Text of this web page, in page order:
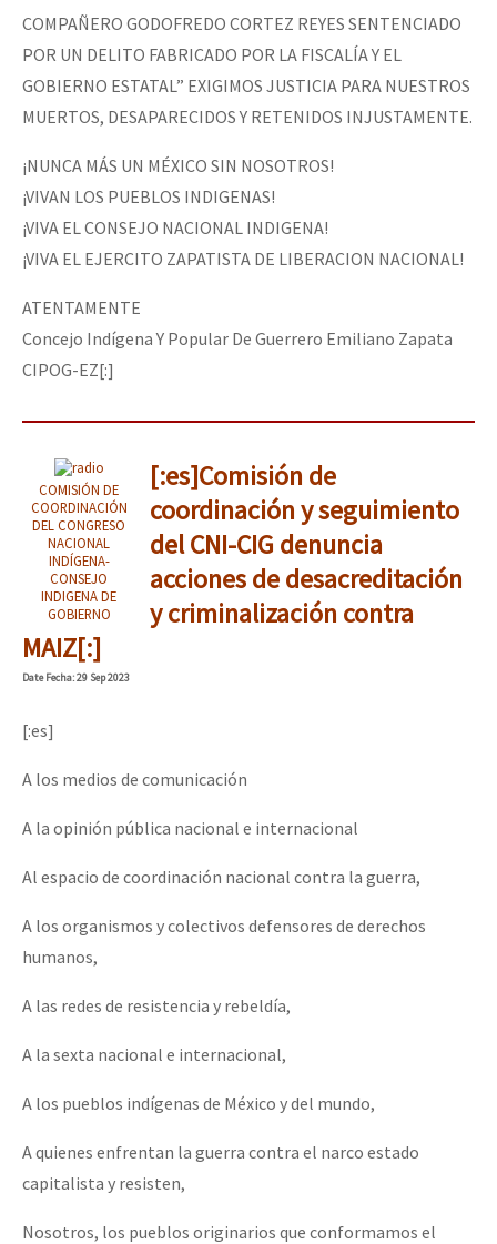
COMPAÑERO GODOFREDO CORTEZ REYES SENTENCIADO
POR UN DELITO FABRICADO POR LA FISCALÍA Y EL
GOBIERNO ESTATAL” EXIGIMOS JUSTICIA PARA NUESTROS
MUERTOS, DESAPARECIDOS Y RETENIDOS INJUSTAMENTE.
¡NUNCA MÁS UN MÉXICO SIN NOSOTROS!
¡VIVAN LOS PUEBLOS INDIGENAS!
¡VIVA EL CONSEJO NACIONAL INDIGENA!
¡VIVA EL EJERCITO ZAPATISTA DE LIBERACION NACIONAL!
ATENTAMENTE
Concejo Indígena Y Popular De Guerrero Emiliano Zapata
CIPOG-EZ[:]
COMISIÓN DE
COORDINACIÓN
DEL CONGRESO
NACIONAL
INDÍGENA-
CONSEJO
INDIGENA DE
GOBIERNO
[:es]Comisión de
coordinación y seguimiento
del CNI-CIG denuncia
acciones de desacreditación
y criminalización contra
MAIZ[:]
DateFecha: 29 Sep 2023
[:es]
A los medios de comunicación
A la opinión pública nacional e internacional
Al espacio de coordinación nacional contra la guerra,
A los organismos y colectivos defensores de derechos
humanos,
A las redes de resistencia y rebeldía,
A la sexta nacional e internacional,
A los pueblos indígenas de México y del mundo,
A quienes enfrentan la guerra contra el narco estado
capitalista y resisten,
Nosotros, los pueblos originarios que conformamos el